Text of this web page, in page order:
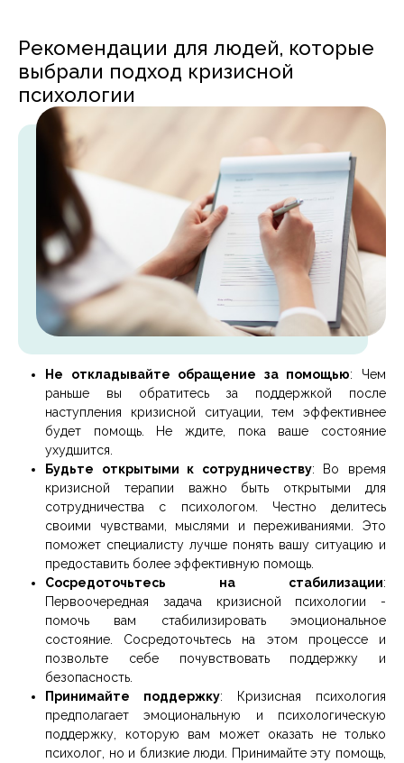
Рекомендации для людей, которые
выбрали подход кризисной
психологии
Не откладывайте обращение за помощью: Чем
раньше вы обратитесь за поддержкой после
наступления кризисной ситуации, тем эффективнее
будет помощь. Не ждите, пока ваше состояние
ухудшится.
Будьте открытыми к сотрудничеству: Во время
кризисной терапии важно быть открытыми для
сотрудничества с психологом. Честно делитесь
своими чувствами, мыслями и переживаниями. Это
поможет специалисту лучше понять вашу ситуацию и
предоставить более эффективную помощь.
Сосредоточьтесь на стабилизации:
Первоочередная задача кризисной психологии -
помочь вам стабилизировать эмоциональное
состояние. Сосредоточьтесь на этом процессе и
позвольте себе почувствовать поддержку и
безопасность.
Принимайте поддержку: Кризисная психология
предполагает эмоциональную и психологическую
поддержку, которую вам может оказать не только
психолог, но и близкие люди. Принимайте эту помощь,